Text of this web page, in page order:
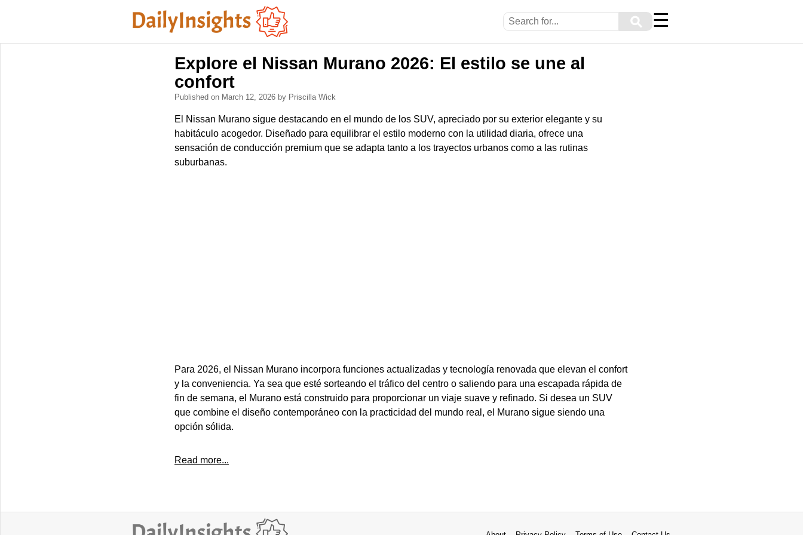
⚲ ☰
Explore el Nissan Murano 2026: El estilo se une al
confort
Published on March 12, 2026 by Priscilla Wick
El Nissan Murano sigue destacando en el mundo de los SUV, apreciado por su exterior elegante y su
habitáculo acogedor. Diseñado para equilibrar el estilo moderno con la utilidad diaria, ofrece una
sensación de conducción premium que se adapta tanto a los trayectos urbanos como a las rutinas
suburbanas.
Para 2026, el Nissan Murano incorpora funciones actualizadas y tecnología renovada que elevan el confort
y la conveniencia. Ya sea que esté sorteando el tráfico del centro o saliendo para una escapada rápida de
fin de semana, el Murano está construido para proporcionar un viaje suave y refinado. Si desea un SUV
que combine el diseño contemporáneo con la practicidad del mundo real, el Murano sigue siendo una
opción sólida.
Read more...